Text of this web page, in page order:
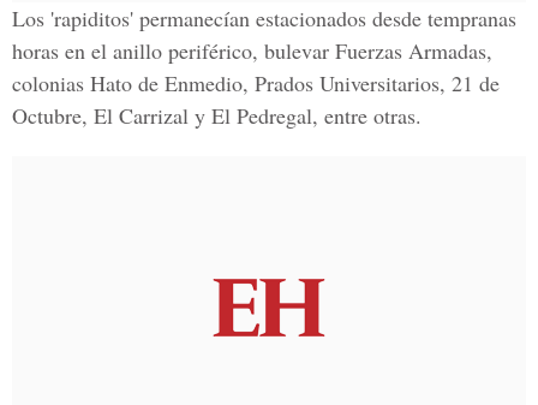
Los 'rapiditos' permanecían estacionados desde tempranas
horas en el anillo periférico, bulevar Fuerzas Armadas,
colonias Hato de Enmedio, Prados Universitarios, 21 de
Octubre, El Carrizal y El Pedregal, entre otras.